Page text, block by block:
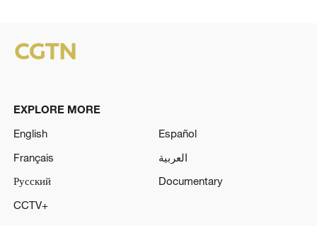
EXPLORE MORE
English
Español
Français
العربية
Русский
Documentary
CCTV+